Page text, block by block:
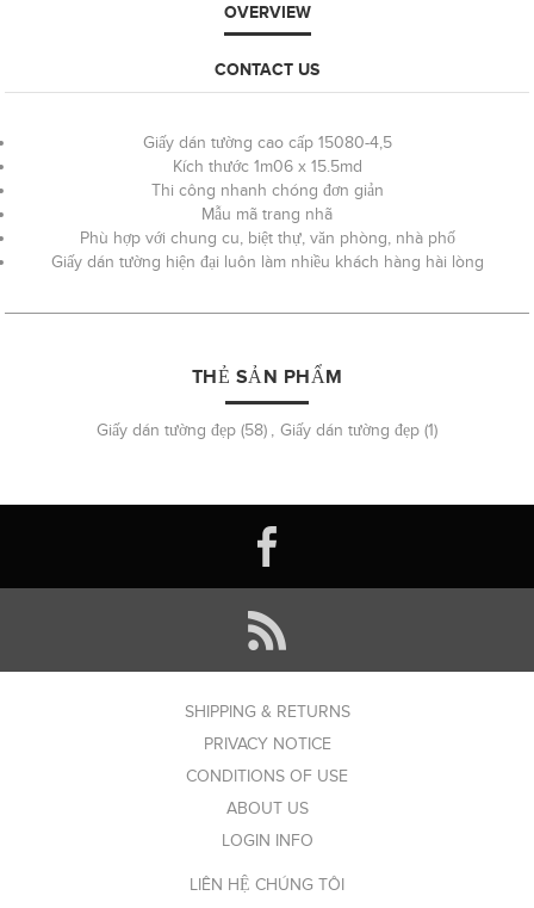
OVERVIEW
CONTACT US
Giấy dán tường cao cấp 15080-4,5
Kích thước 1m06 x 15.5md
Thi công nhanh chóng đơn giản
Mẫu mã trang nhã
Phù hợp với chung cu, biệt thự, văn phòng, nhà phố
Giấy dán tường hiện đại luôn làm nhiều khách hàng hài lòng
THẺ SẢN PHẨM
Giấy dán tường đẹp (58) , Giấy dán tường đẹp (1)
SHIPPING & RETURNS
PRIVACY NOTICE
CONDITIONS OF USE
ABOUT US
LOGIN INFO
LIÊN HỆ CHÚNG TÔI